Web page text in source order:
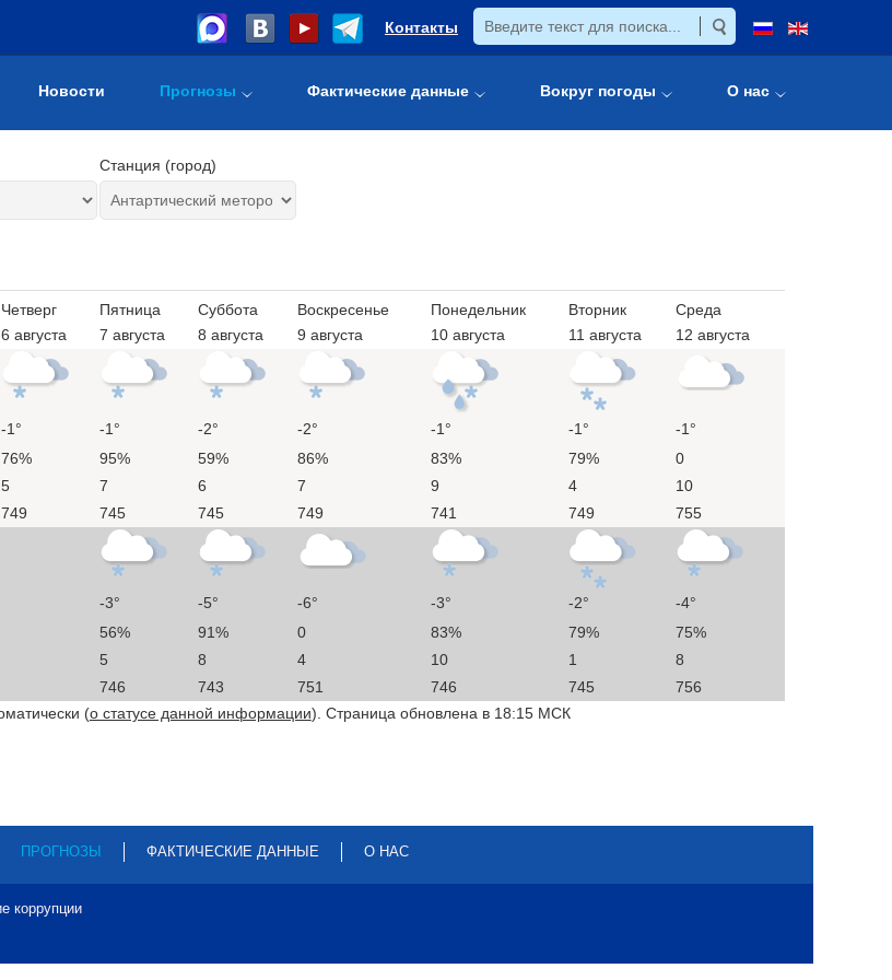
Контакты
Новости Прогнозы Фактические данные Вокруг погоды О нас
Станция (город)
Четверг
6 августа
Пятница
7 августа
Суббота
8 августа
Воскресенье
9 августа
Понедельник
10 августа
Вторник
11 августа
Среда
12 августа
-1° -1° -2° -2° -1° -1°
-1°
76% 95% 59% 86% 83% 79%
0
5 7 6 7 9 4
10
749 745 745 749 741 749 755
-3° -5° -6° -3° -2°
-4°
56% 91% 0 83% 79%
75%
5 8 4 10 1
8
746 743 751 746 745
756
(о статусе данной информации). Страница обновлена в 18:15 МСК
ПРОГНОЗЫ ФАКТИЧЕСКИЕ ДАННЫЕ О НАС
коррупции